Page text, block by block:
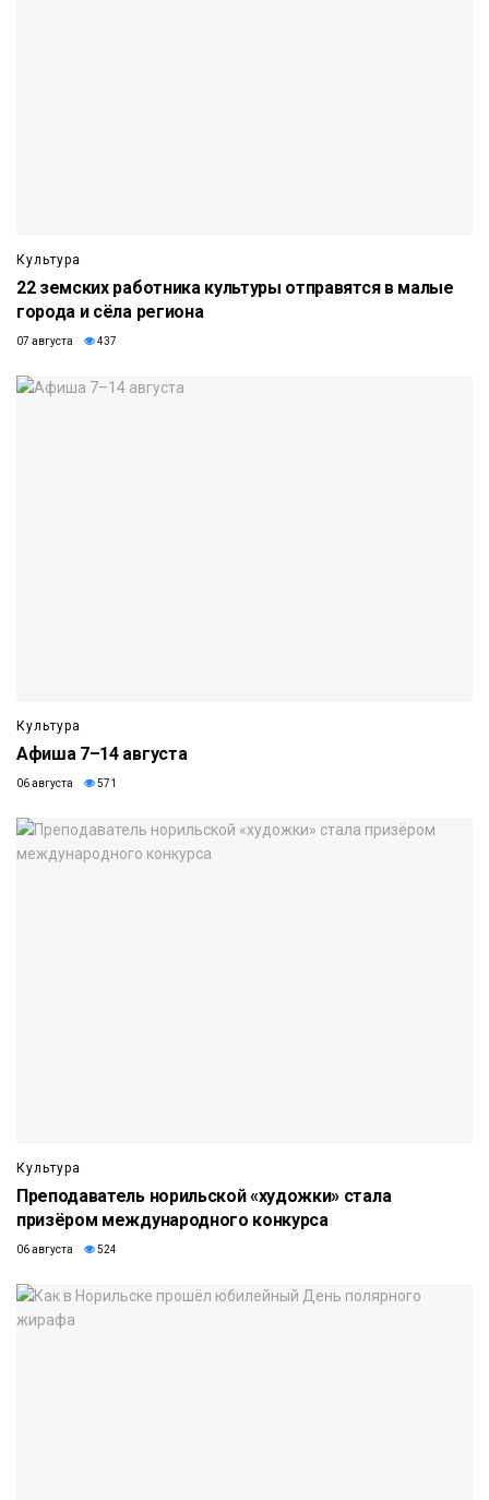
Культура
22 земских работника культуры отправятся в малые
города и сёла региона
07 августа 437
Культура
Афиша 7–14 августа
06 августа 571
Культура
Преподаватель норильской «художки» стала
призёром международного конкурса
06 августа 524